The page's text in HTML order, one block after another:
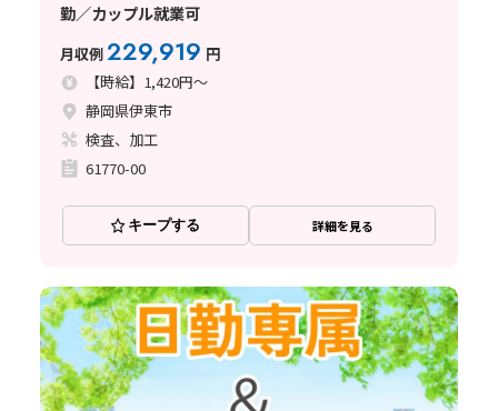
勤／カップル就業可
月収例229,919 円
【時給】1,420円～
静岡県伊東市
検査、加工
61770-00
キープする 詳細を見る